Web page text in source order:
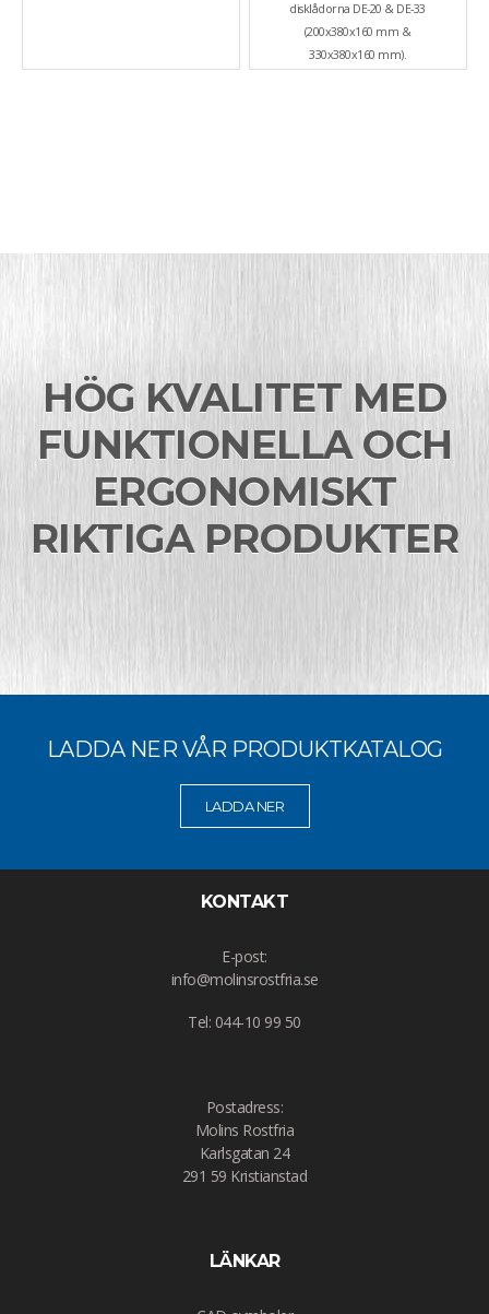
disklådorna DE-20 & DE-33
(200x380x160 mm &
330x380x160 mm).
HÖG KVALITET MED
FUNKTIONELLA OCH
ERGONOMISKT
RIKTIGA PRODUKTER
LADDA NER VÅR PRODUKTKATALOG
LADDA NER
KONTAKT
E-post:
info@molinsrostfria.se
Tel: 044-10 99 50
Postadress:
Molins Rostfria
Karlsgatan 24
291 59 Kristianstad
LÄNKAR